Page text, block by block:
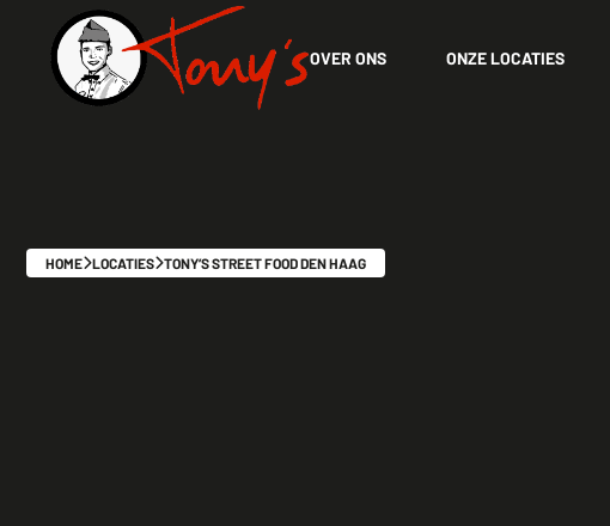
OVER ONS ONZE LOCATIES
HOME LOCATIES TONY’S STREET FOOD DEN HAAG